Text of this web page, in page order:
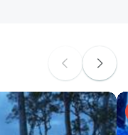
brengt GEEN